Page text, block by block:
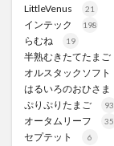
LittleVenus 21
インテック 198
らむね 19
半熟むきたてたまご
オルスタックソフト
はるいろのおひさま
ぷりぷりたまご 93
オータムリーフ 35
セプテット 6